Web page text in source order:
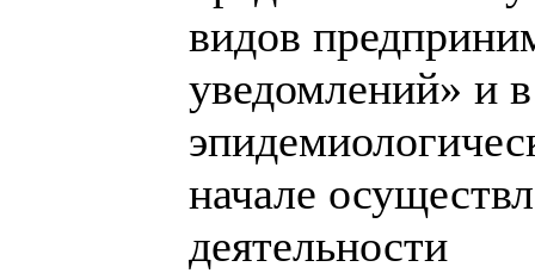
видов
уведомлений» и
начале
деятельности